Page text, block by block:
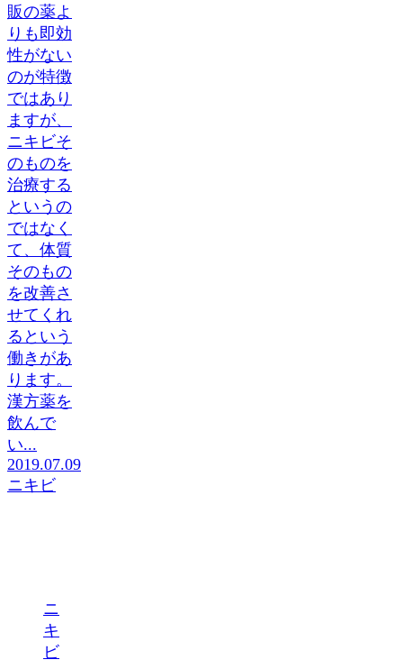
販の薬よ
りも即効
性がない
のが特徴
ではあり
ますが、
ニキビそ
のものを
治療する
というの
ではなく
て、体質
そのもの
を改善さ
せてくれ
るという
働きがあ
ります。
漢方薬を
飲んで
い...
2019.07.09
ニキビ
ニ
キ
ビ